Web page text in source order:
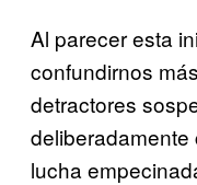
Al parecer esta
confundirnos
detractores
lucha